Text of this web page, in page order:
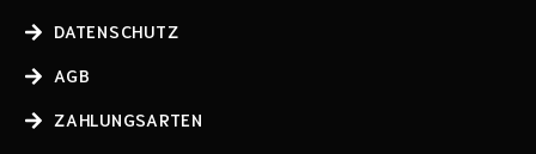
DATENSCHUTZ
AGB
ZAHLUNGSARTEN